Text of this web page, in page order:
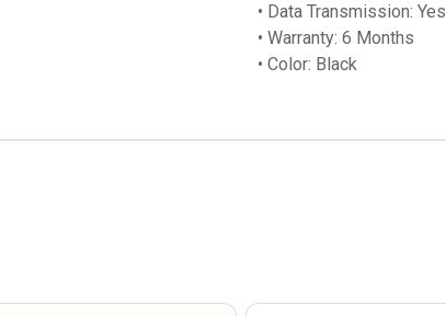
• Data Transmission: Yes
• Warranty: 6 Months
• Color: Black